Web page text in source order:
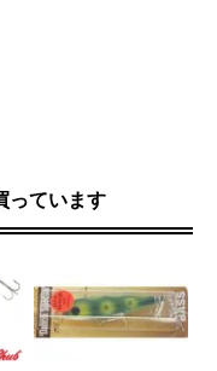
っています